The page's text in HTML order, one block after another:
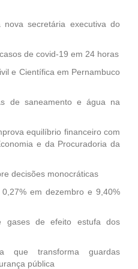
secretária executiva do
de covid-19 em 24 horas
e Científica em Pernambuco
de saneamento e água na
equilíbrio financeiro com
e da Procuradoria da
decisões monocráticas
em dezembro e 9,40%
gases de efeito estufa dos
que transforma guardas
pública